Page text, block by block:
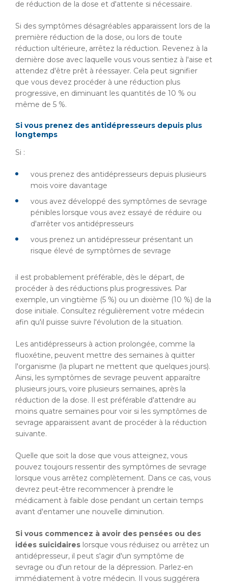
de réduction de la dose et d'attente si nécessaire.
Si des symptômes désagréables apparaissent lors de la
première réduction de la dose, ou lors de toute
réduction ultérieure, arrêtez la réduction. Revenez à la
dernière dose avec laquelle vous vous sentiez à l'aise et
attendez d'être prêt à réessayer. Cela peut signifier
que vous devez procéder à une réduction plus
progressive, en diminuant les quantités de 10 % ou
même de 5 %.
Si vous prenez des antidépresseurs depuis plus
longtemps
Si :
vous prenez des antidépresseurs depuis plusieurs
mois voire davantage
vous avez développé des symptômes de sevrage
pénibles lorsque vous avez essayé de réduire ou
d'arrêter vos antidépresseurs
vous prenez un antidépresseur présentant un
risque élevé de symptômes de sevrage
il est probablement préférable, dès le départ, de
procéder à des réductions plus progressives. Par
exemple, un vingtième (5 %) ou un dixième (10 %) de la
dose initiale. Consultez régulièrement votre médecin
afin qu'il puisse suivre l'évolution de la situation.
Les antidépresseurs à action prolongée, comme la
fluoxétine, peuvent mettre des semaines à quitter
l'organisme (la plupart ne mettent que quelques jours).
Ainsi, les symptômes de sevrage peuvent apparaître
plusieurs jours, voire plusieurs semaines, après la
réduction de la dose. Il est préférable d'attendre au
moins quatre semaines pour voir si les symptômes de
sevrage apparaissent avant de procéder à la réduction
suivante.
Quelle que soit la dose que vous atteignez, vous
pouvez toujours ressentir des symptômes de sevrage
lorsque vous arrêtez complètement. Dans ce cas, vous
devrez peut-être recommencer à prendre le
médicament à faible dose pendant un certain temps
avant d'entamer une nouvelle diminution.
Si vous commencez à avoir des pensées ou des
idées suicidaires lorsque vous réduisez ou arrêtez un
antidépresseur, il peut s'agir d'un symptôme de
sevrage ou d'un retour de la dépression. Parlez-en
immédiatement à votre médecin. Il vous suggérera